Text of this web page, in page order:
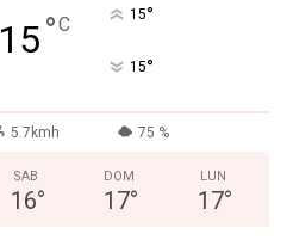
15°C 15°
15°
5.7kmh 75 %
SAB
16°
DOM
17°
LUN
17°